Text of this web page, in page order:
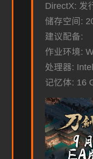
DirectX: 发
储存空间:
建议配备:
作业环境:
处理器:
记忆体: 16